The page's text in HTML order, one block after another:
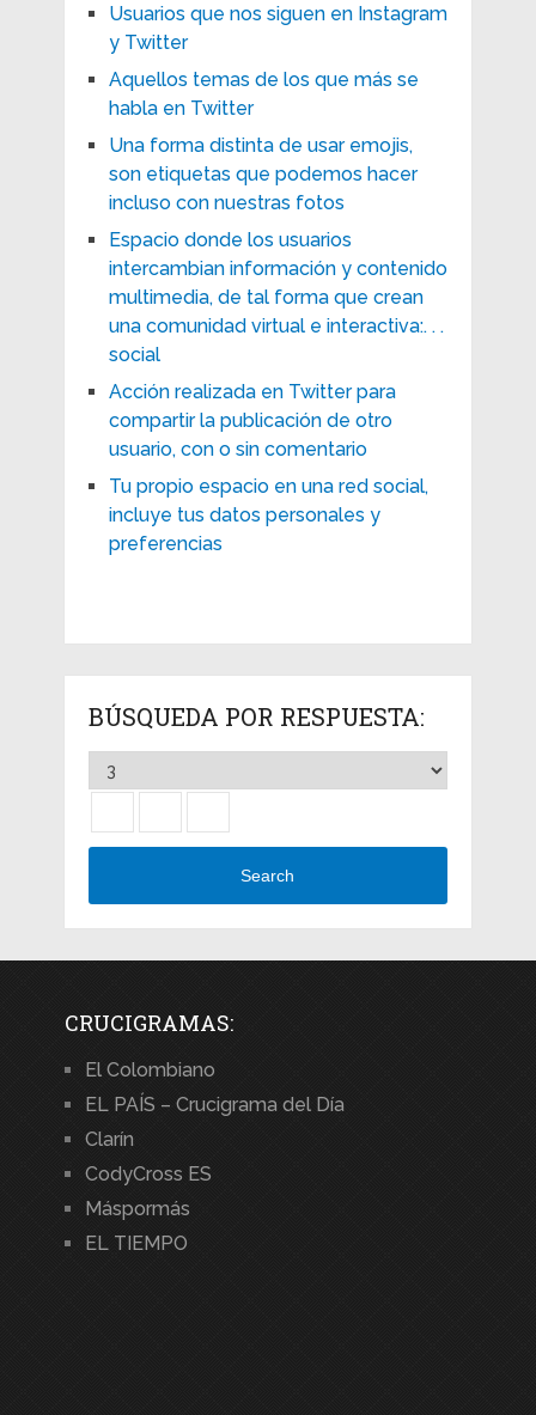
Usuarios que nos siguen en Instagram
y Twitter
Aquellos temas de los que más se
habla en Twitter
Una forma distinta de usar emojis,
son etiquetas que podemos hacer
incluso con nuestras fotos
Espacio donde los usuarios
intercambian información y contenido
multimedia, de tal forma que crean
una comunidad virtual e interactiva:. . .
social
Acción realizada en Twitter para
compartir la publicación de otro
usuario, con o sin comentario
Tu propio espacio en una red social,
incluye tus datos personales y
preferencias
BÚSQUEDA POR RESPUESTA:
Search
CRUCIGRAMAS:
El Colombiano
EL PAÍS – Crucigrama del Día
Clarín
CodyCross ES
Máspormás
EL TIEMPO